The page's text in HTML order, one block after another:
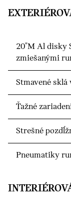
20"M Al disky
zmiešanými
Stmavené sklá
Ťažné
Strešné
Pneumatiky